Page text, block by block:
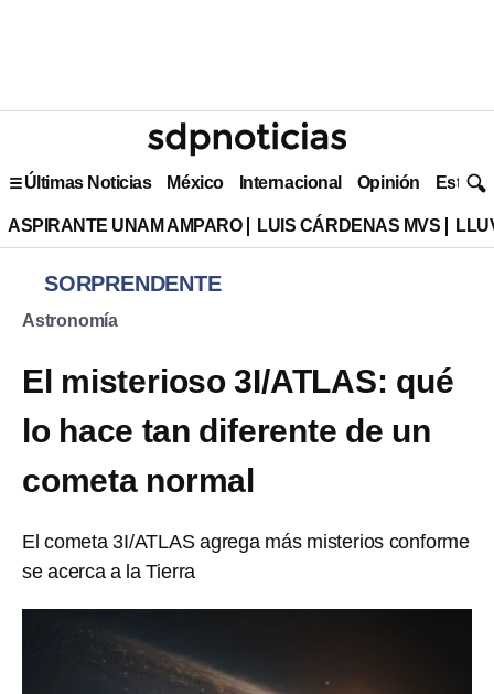
Últimas Noticias México Internacional Opinión Estilo
ASPIRANTE UNAM AMPARO LUIS CÁRDENAS MVS
SORPRENDENTE
Astronomía
El misterioso 3I/ATLAS: qué
lo hace tan diferente de un
cometa normal
El cometa 3I/ATLAS agrega más misterios conforme
se acerca a la Tierra